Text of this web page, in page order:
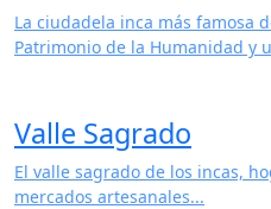
La ciudadela inca más famosa
Patrimonio de la Humanidad y
Valle Sagrado
El valle sagrado de los incas,
mercados artesanales...